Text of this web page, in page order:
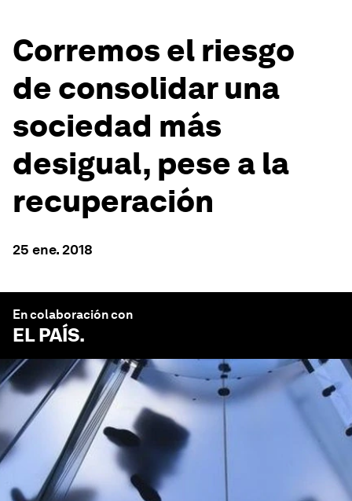
Corremos el riesgo
de consolidar una
sociedad más
desigual, pese a la
recuperación
25 ene. 2018
En colaboración con
EL PAÍS.